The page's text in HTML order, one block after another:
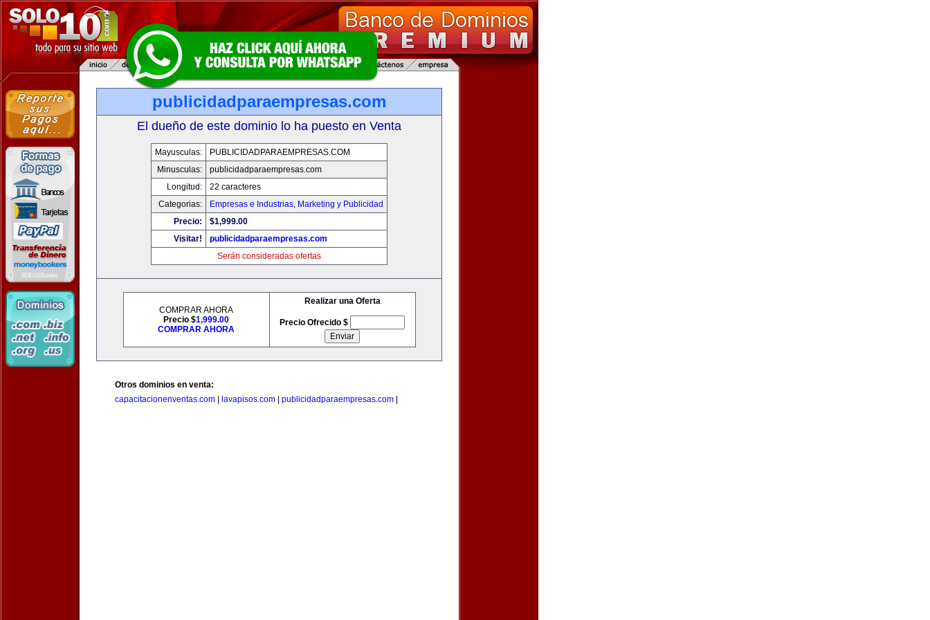
publicidadparaempresas.com
El dueño de este dominio lo ha puesto en Venta
Mayusculas:
PUBLICIDADPARAEMPRESAS.COM
Minusculas:
publicidadparaempresas.com
Longitud:
22 caracteres
Categorias:
Empresas e Industrias, Marketing y Publicidad
Precio:
$1,999.00
Visitar!
publicidadparaempresas.com
Serán consideradas ofertas
COMPRAR AHORA
Precio $1,999.00
COMPRAR AHORA
Realizar una Oferta
Precio Ofrecido $
Otros dominios en venta:
capacitacionenventas.com
lavapisos.com publicidadparaempresas.com